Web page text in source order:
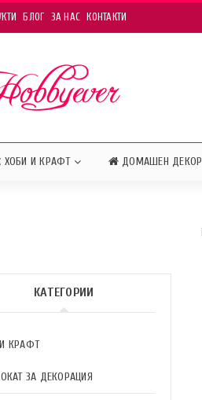
БЛОГ ЗА НАС КОНТАКТИ
ХОБИ И КРАФТ ДОМАШЕН ДЕКОР
КАТЕГОРИИ
КРАФТ
ЗА ДЕКОРАЦИЯ